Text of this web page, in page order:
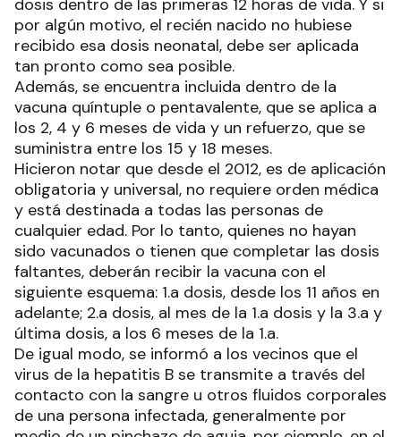
por algún motivo, el recién nacido no hubiese
recibido esa dosis neonatal, debe ser aplicada
tan pronto como sea posible.
Además, se encuentra incluida dentro de la
vacuna quíntuple o pentavalente, que se aplica a
los 2, 4 y 6 meses de vida y un refuerzo, que se
suministra entre los 15 y 18 meses.
Hicieron notar que desde el 2012, es de aplicación
obligatoria y universal, no requiere orden médica
y está destinada a todas las personas de
cualquier edad. Por lo tanto, quienes no hayan
sido vacunados o tienen que completar las dosis
faltantes, deberán recibir la vacuna con el
siguiente esquema: 1.a dosis, desde los 11 años en
adelante; 2.a dosis, al mes de la 1.a dosis y la 3.a y
última dosis, a los 6 meses de la 1.a.
De igual modo, se informó a los vecinos que el
virus de la hepatitis B se transmite a través del
contacto con la sangre u otros fluidos corporales
de una persona infectada, generalmente por